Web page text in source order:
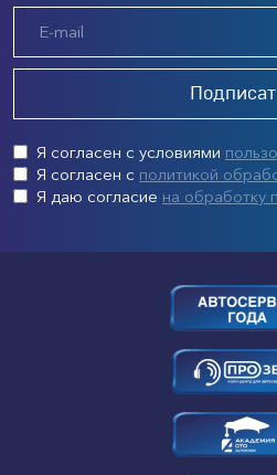
Я согласен с условиями
Я согласен с политикой
Я даю согласие на обработку